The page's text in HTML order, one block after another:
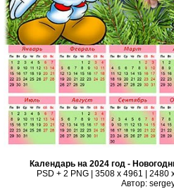
Календарь на 2024 год -
PSD + 2 PNG | 3508 x 4961 | 2480
Автор: